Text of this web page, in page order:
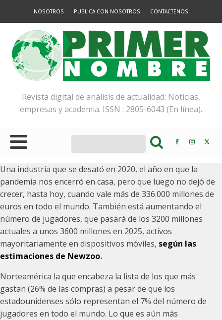
NOSOTROS PUBLICA CON NOSOTROS CONTACTENOS
Revista digital de análisis de actualidad: Noticias,
empresas y academia. ISSN : 2805-6043 (En línea).
Una industria que se desató en 2020, el año en que la
pandemia nos encerró en casa, pero que luego no dejó de
crecer, hasta hoy, cuando vale más de 336.000 millones de
euros en todo el mundo. También está aumentando el
número de jugadores, que pasará de los 3200 millones
actuales a unos 3600 millones en 2025, activos
mayoritariamente en dispositivos móviles, según las
estimaciones de Newzoo.
Norteamérica la que encabeza la lista de los que más
gastan (26% de las compras) a pesar de que los
estadounidenses sólo representan el 7% del número de
jugadores en todo el mundo. Lo que es aún más